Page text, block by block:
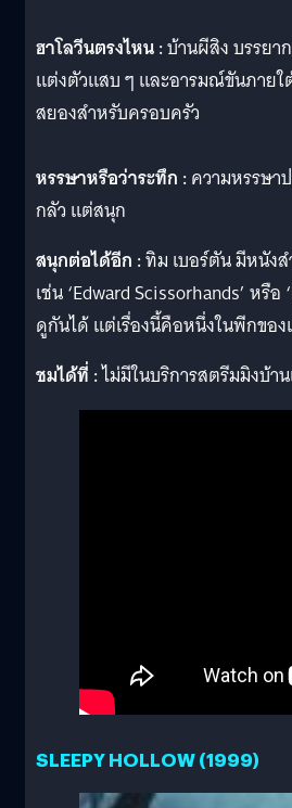
ฮาโลวีนตรงไหน :บ้านผีสิง บรรย
แต่งตัวแสบ ๆ และอารมณ์ขันภายใ
สยองสำหรับครอบครัว
หรรษาหรือว่าระทึก :ความหรรษา
กลัว แต่สนุก
สนุกต่อได้อีก :ทิม เบอร์ตัน มีหนัง
เช่น ‘Edward Scissorhands’ หรื
ดูกันได้ แต่เรื่องนี้คือหนึ่งในพีกของ
ชมได้ที่ :ไม่มีในบริการสตรีมมิงบ้าน
SLEEPY HOLLOW (1999)